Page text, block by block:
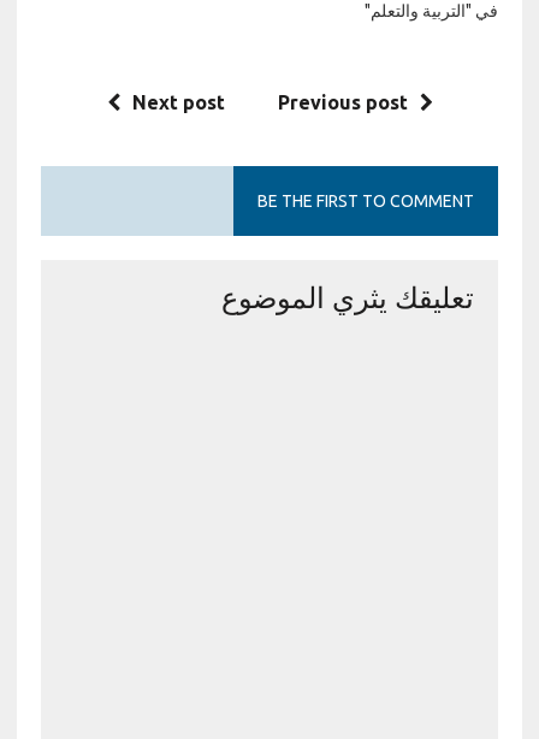
في "التربية والتعلم"
Previous post
Next post
BE THE FIRST TO COMMENT
تعليقك يثري الموضوع